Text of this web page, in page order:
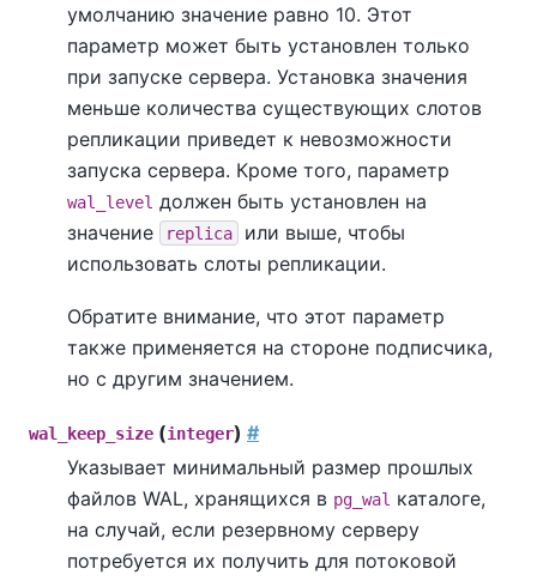
умолчанию значение равно 10. Этот
параметр может быть установлен только
при запуске сервера. Установка значения
меньше количества существующих слотов
репликации приведет к невозможности
запуска сервера. Кроме того, параметр
wal_level должен быть установлен на
значение
replica
или выше, чтобы
использовать слоты репликации.
Обратите внимание, что этот параметр
также применяется на стороне подписчика,
но с другим значением.
wal_keep_size (integer) #
Указывает минимальный размер прошлых
файлов WAL, хранящихся в pg_wal каталоге,
на случай, если резервному серверу
потребуется их получить для потоковой